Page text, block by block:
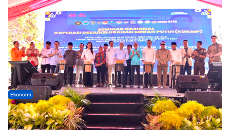
Ekonomi
Seminar di Ternate, Mendes Perkuat Sinergi Percepatan
Kopdes Merah Putih